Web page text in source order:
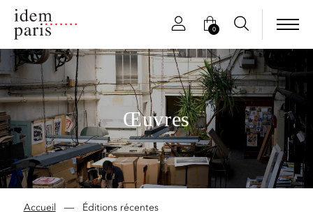
0
Œuvres
Accueil — Éditions récentes